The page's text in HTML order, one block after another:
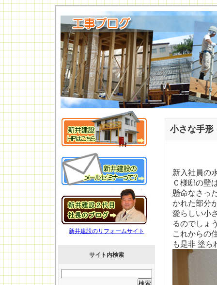
新井建設のリフォームサイト
サイト内検索
小さな手形
新入社員
Ｃ様邸の壁
懸命なさっ
かれた部分
愛らしい小
るのでしょ
これからの
も是非 塗ら